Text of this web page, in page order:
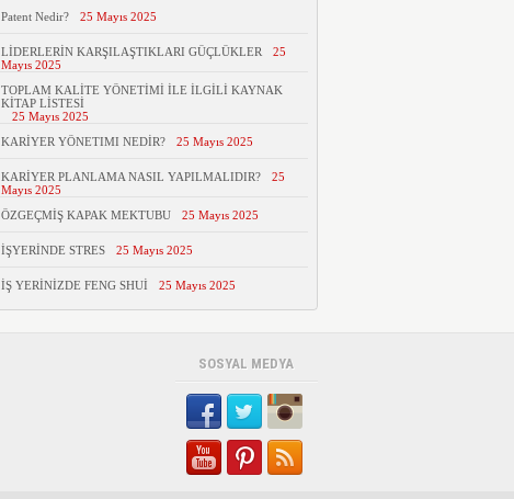
Patent Nedir?
25 Mayıs 2025
LİDERLERİN KARŞILAŞTIKLARI GÜÇLÜKLER
25
Mayıs 2025
TOPLAM KALİTE YÖNETİMİ İLE İLGİLİ KAYNAK
KİTAP LİSTESİ
25 Mayıs 2025
KARİYER YÖNETIMI NEDİR?
25 Mayıs 2025
KARİYER PLANLAMA NASIL YAPILMALIDIR?
25
Mayıs 2025
ÖZGEÇMİŞ KAPAK MEKTUBU
25 Mayıs 2025
İŞYERİNDE STRES 25 Mayıs 2025
İŞ YERİNİZDE FENG SHUİ 25 Mayıs 2025
SOSYAL MEDYA